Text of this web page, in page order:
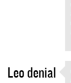
Leo denial